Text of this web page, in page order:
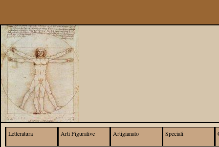
Letteratura Arti Figurative Artigianato Speciali